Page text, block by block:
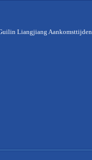
Liangjiang Aankomsttijden